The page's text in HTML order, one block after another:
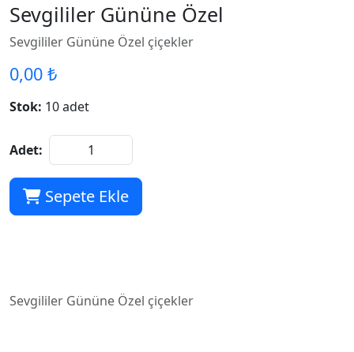
Sevgililer Gününe Özel
Sevgililer Gününe Özel çiçekler
0,00 ₺
Stok: 10 adet
Adet:
Sepete Ekle
Sevgililer Gününe Özel çiçekler